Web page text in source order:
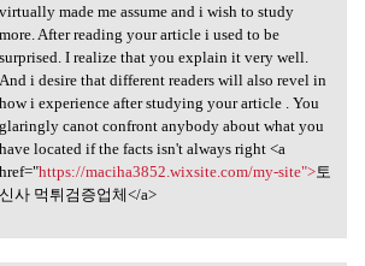
virtually made me assume and i wish to study
more. After reading your article i used to be
surprised. I realize that you explain it very well.
And i desire that different readers will also revel in
how i experience after studying your article . You
glaringly canot confront anybody about what you
have located if the facts isn't always right <a
href="https://maciha3852.wixsite.com/my-site">토
신사 먹튀검증업체</a>